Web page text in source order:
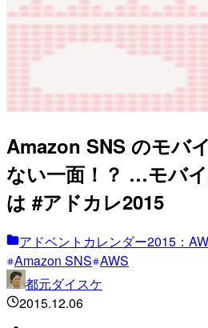
Amazon SNS のモバ
ない一面！？ …モバ
は #アドカレ2015
アドベントカレンダー2015：
Amazon SNS AWS
都元ダイスケ
2015.12.06